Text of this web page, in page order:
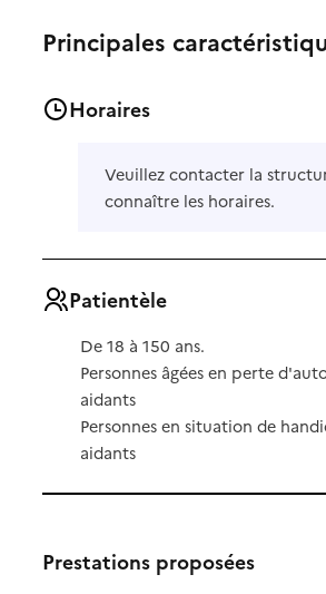
Principales
Horaires
Veuillez contacter la
connaître les horaires.
Patientèle
De 18 à 150 ans.
Personnes âgées en perte
aidants
Personnes en situation de
aidants
Prestations proposées